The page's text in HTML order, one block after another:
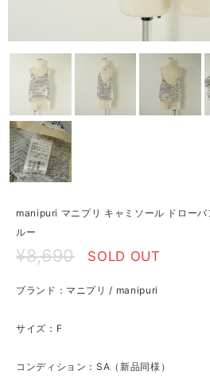
manipuri マニプリ キャミソール ドロー
ルー
¥8,690 SOLD OUT
ブランド：マニプリ / manipuri
サイズ：F
コンディション：SA（新品同様）